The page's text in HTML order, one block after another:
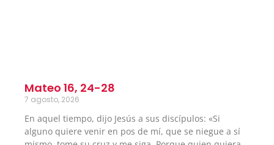
Mateo 16, 24-28
7 agosto, 2026
En aquel tiempo, dijo Jesús a sus discípulos: «Si
alguno quiere venir en pos de mí, que se niegue a sí